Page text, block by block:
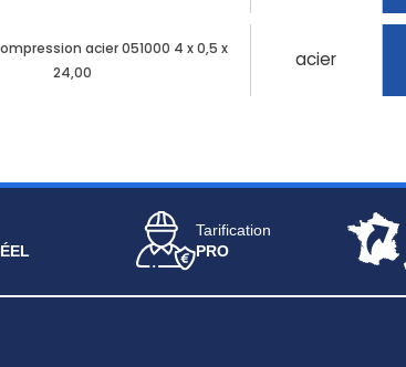
acier 051000 4 x 0,5 x
24,00
acier
Tarification
PRO